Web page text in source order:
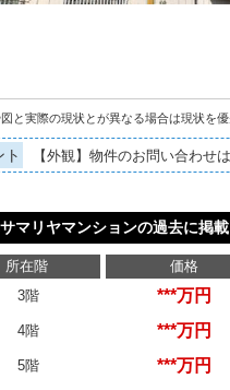
と実際の現状とが異なる場合は現状を優
ト 【外観】物件のお問い合わせ
マリヤマンションの過去に掲
所在階 価格
3階
***万円
4階 ***万円
5階 ***万円